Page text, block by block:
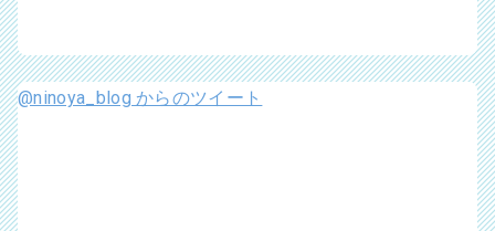
@ninoya_blog からのツイート